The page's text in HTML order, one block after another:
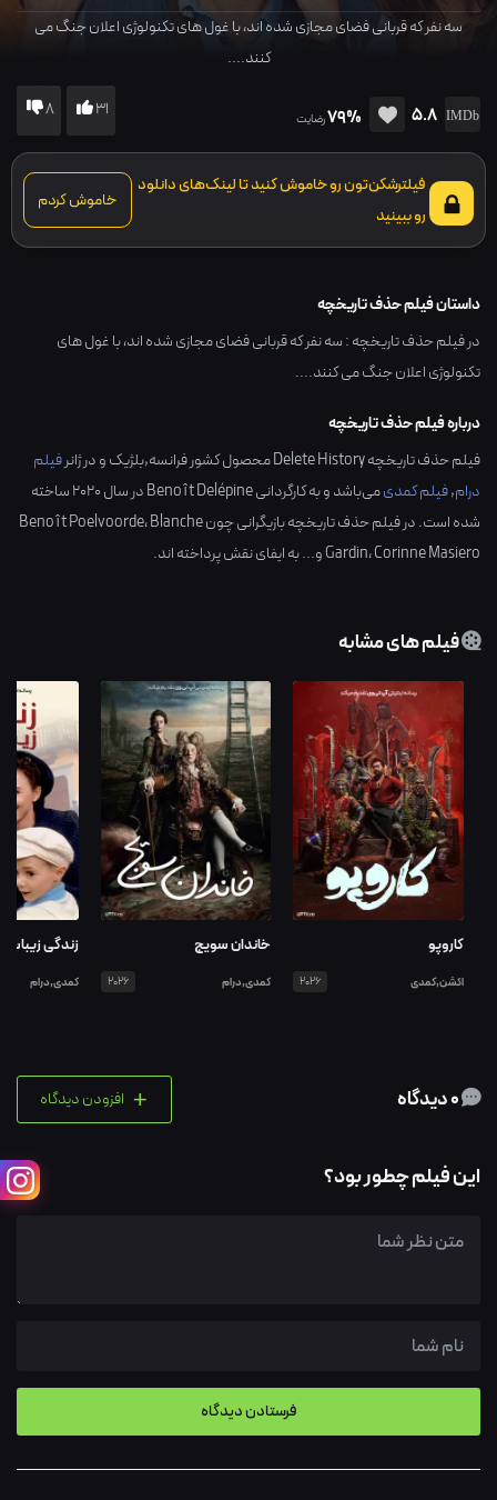
سه نفر که قربانی فضای مجازی شده اند، با غول های تکنولوژی اعلان جنگ می
کنند....
5.8
79%رضایت 31
8
فیلترشکن‌تون رو خاموش کنید تا لینک‌های دانلود
رو ببینید
خاموش کردم
داستان فیلم حذف تاریخچه
در فیلم حذف تاریخچه : سه نفر که قربانی فضای مجازی شده اند، با غول های
تکنولوژی اعلان جنگ می کنند....
درباره فیلم حذف تاریخچه
فیلم حذف تاریخچه Delete History محصول کشور فرانسه,بلژیکو در ژانرفیلم
درام,فیلم کمدیمی‌باشد و به کارگردانیBenoît Delépineدر سال2020ساخته
شده است. در فیلم حذف تاریخچه بازیگرانی چون
Benoît Poelvoorde،Blanche
Gardin،Corinne Masiero و... به ایفای نقش پرداخته اند.
فیلم های مشابه
کاروپو
اکشن,کمدی 2026
خاندان سویج
کمدی,درام 2026
زندگی
کمدی,درام
+ افزودن دیدگاه
این فیلم چطور بود؟